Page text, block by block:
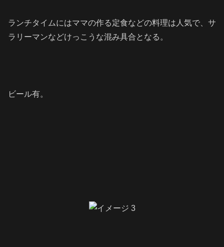
ランチタイムにはママの作る定食などの料理は人気で、サ
ラリーマンなどけっこうな混み具合となる。
ビール有。